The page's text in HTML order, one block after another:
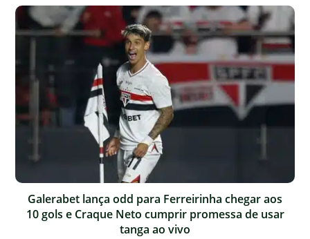
Galerabet lança odd para Ferreirinha chegar aos
10 gols e Craque Neto cumprir promessa de usar
tanga ao vivo